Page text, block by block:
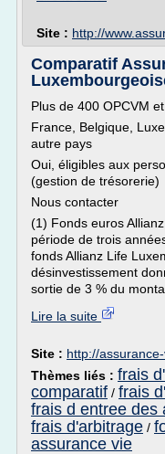
Site : http://
Comparatif
Plus de 400 OPCVM
France, Belgique,
autre pays
Oui, éligibles aux
(gestion de trésorerie)
Nous contacter
(1) Fonds euros
période de trois
fonds Allianz Life
désinvestissement
sortie de 3 % du
Lire la suite
Site : http://
Thèmes liés : frais
comparatif / frais
frais d entree des
frais d'arbitrage /
assurance vie